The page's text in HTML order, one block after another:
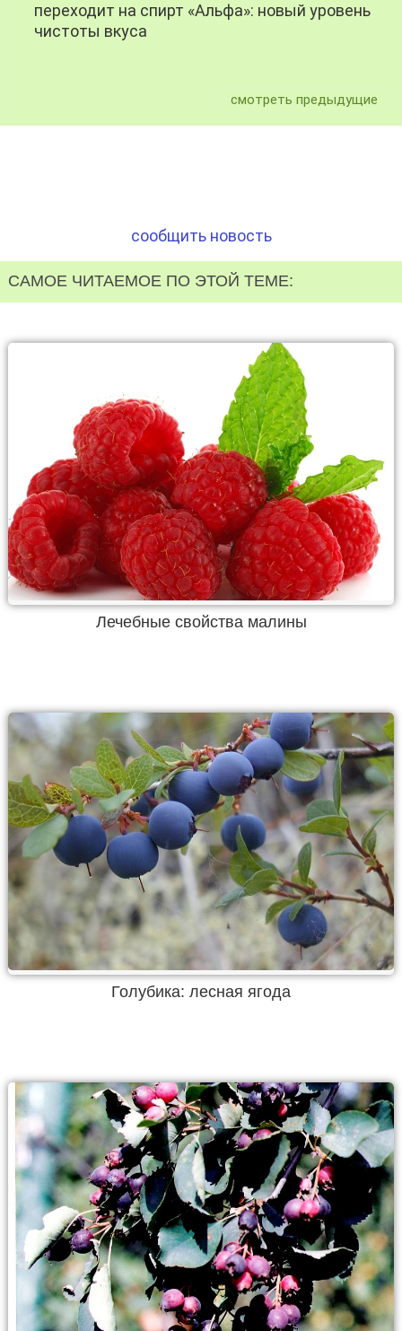
переходит на спирт «Альфа»: новый уровень
чистоты вкуса
смотреть предыдущие
сообщить новость
САМОЕ ЧИТАЕМОЕ ПО ЭТОЙ ТЕМЕ:
Лечебные свойства малины
Голубика: лесная ягода